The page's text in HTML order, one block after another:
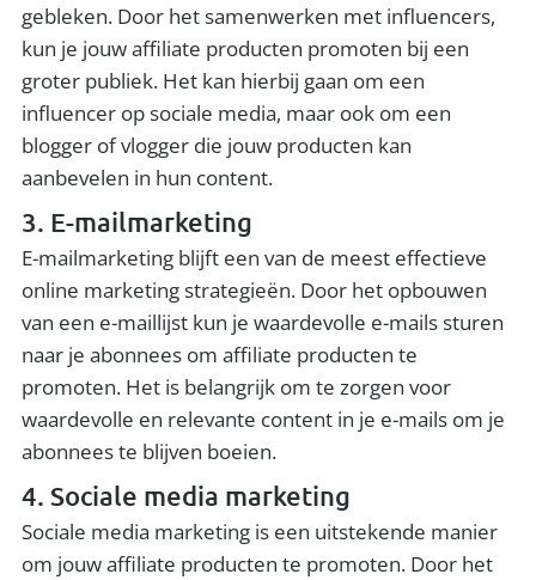
gebleken. Door het samenwerken met influencers,
kun je jouw affiliate producten promoten bij een
groter publiek. Het kan hierbij gaan om een
influencer op sociale media, maar ook om een
blogger of vlogger die jouw producten kan
aanbevelen in hun content.
3. E-mailmarketing
E-mailmarketing blijft een van de meest effectieve
online marketing strategieën. Door het opbouwen
van een e-maillijst kun je waardevolle e-mails sturen
naar je abonnees om affiliate producten te
promoten. Het is belangrijk om te zorgen voor
waardevolle en relevante content in je e-mails om je
abonnees te blijven boeien.
4. Sociale media marketing
Sociale media marketing is een uitstekende manier
om jouw affiliate producten te promoten. Door het